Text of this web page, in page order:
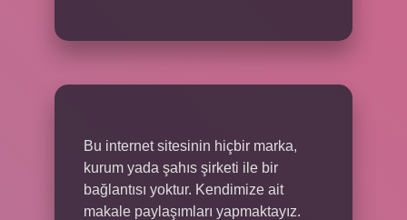
Bu internet sitesinin hiçbir marka,
kurum yada şahıs şirketi ile bir
bağlantısı yoktur. Kendimize ait
makale paylaşımları yapmaktayız.